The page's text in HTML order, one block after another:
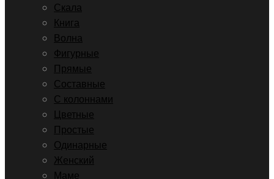
Скала
Книга
Волна
Фигурные
Прямые
Составные
С колоннами
Цветные
Простые
Одинарные
Женский
Маме